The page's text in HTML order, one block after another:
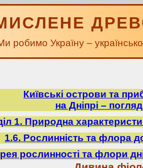
робимо Україну –
Київські острови та
на Дніпрі – погляд
1. Природна
1.6. Рослинність та флора
рослинності та флори